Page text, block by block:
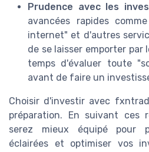
Prudence avec les
avancées rapides
internet" et d'autres
de se laisser emporter par
temps d'évaluer toute
avant de faire un
Choisir d'investir avec
préparation. En suivant ces
serez mieux équipé pour
éclairées et optimiser vos